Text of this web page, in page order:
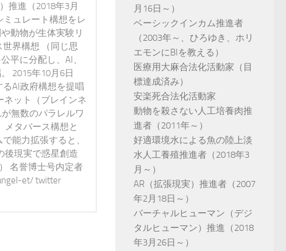
推進（2018年3月
ュレート構想をレ
動物が生体実験リ
界構想 （同じ思
平に分配し、AI、
2015年10月6日
AI政府構想を提唱
ネット（ブレインネ
無数のパラレルワ
タバース構想と
能力拡張すると、
後現実で惑星創造
名誉博士号内定者
et/ twitter
月16日～）
ベーシックインカム推進者
（2003年～、ひろゆき、ホリ
エモンにBIを教える）
医療用大麻合法化活動家（目
標達成済み）
安楽死合法化活動家
動物を殺さない人工培養肉推
進者（2011年～）
好適環境水による魚の陸上淡
水人工養殖推進者（2018年3
月～）
AR（拡張現実）推進者（2007
年2月18日～）
バーチャルヒューマン（デジ
タルヒューマン）推進（2018
年3月26日～）